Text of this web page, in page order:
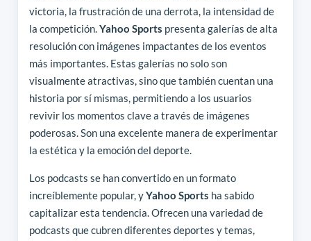
victoria, la frustración de una derrota, la intensidad de
la competición.Yahoo Sports presenta galerías de alta
resolución con imágenes impactantes de los eventos
más importantes. Estas galerías no solo son
visualmente atractivas, sino que también cuentan una
historia por sí mismas, permitiendo a los usuarios
revivir los momentos clave a través de imágenes
poderosas. Son una excelente manera de experimentar
la estética y la emoción del deporte.
Los podcasts se han convertido en un formato
increíblemente popular, yYahoo Sports ha sabido
capitalizar esta tendencia. Ofrecen una variedad de
podcasts que cubren diferentes deportes y temas,